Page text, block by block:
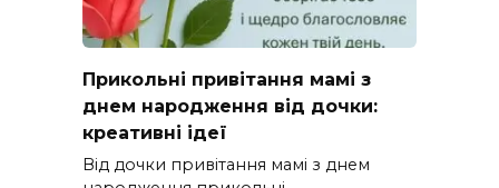
Прикольні привітання мамі з
днем народження від дочки:
креативні ідеї
Від дочки привітання мамі з днем